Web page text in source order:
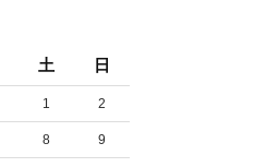
土 日
1 2
8 9